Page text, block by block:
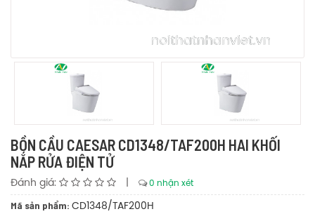
BỒN CẦU CAESAR CD1348/TAF200H HAI KHỐI
NẮP RỬA ĐIỆN TỬ
Đánh giá: 0 nhận xét
Mã sản phẩm: CD1348/TAF200H